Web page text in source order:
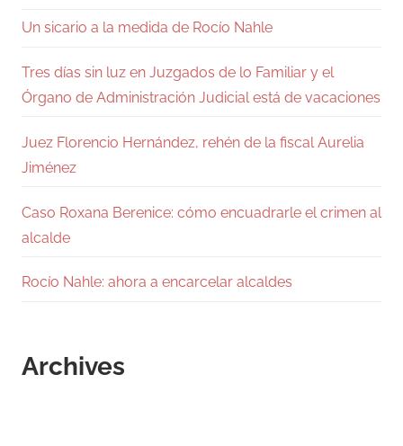
Un sicario a la medida de Rocío Nahle
Tres días sin luz en Juzgados de lo Familiar y el
Órgano de Administración Judicial está de vacaciones
Juez Florencio Hernández, rehén de la fiscal Aurelia
Jiménez
Caso Roxana Berenice: cómo encuadrarle el crimen al
alcalde
Rocío Nahle: ahora a encarcelar alcaldes
Archives